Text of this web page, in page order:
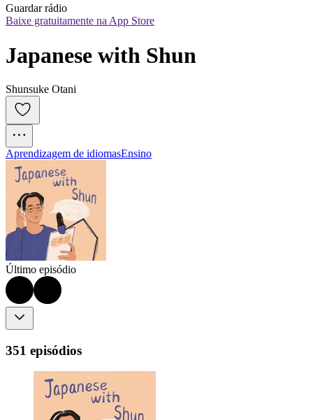
Guardar rádio
Baixe gratuitamente na App Store
Japanese with Shun
Shunsuke Otani
Aprendizagem de idiomasEnsino
Último episódio
351 episódios